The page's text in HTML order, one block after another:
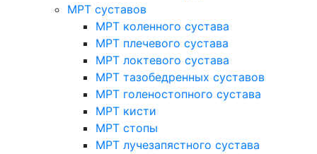
МРТ суставов
МРТ коленного сустава
МРТ плечевого сустава
МРТ локтевого сустава
МРТ тазобедренных суставов
МРТ голеностопного сустава
МРТ кисти
МРТ стопы
МРТ лучезапястного сустава